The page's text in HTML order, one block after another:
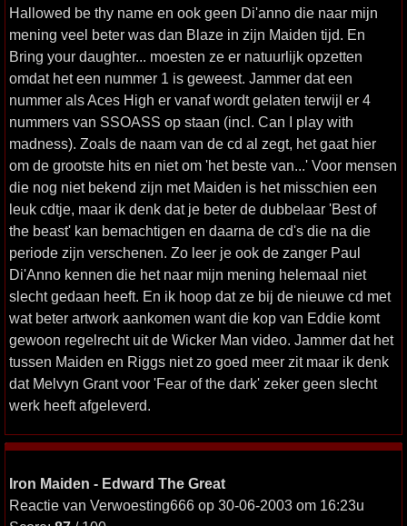
Hallowed be thy name en ook geen Di'anno die naar mijn
mening veel beter was dan Blaze in zijn Maiden tijd. En
Bring your daughter... moesten ze er natuurlijk opzetten
omdat het een nummer 1 is geweest. Jammer dat een
nummer als Aces High er vanaf wordt gelaten terwijl er 4
nummers van SSOASS op staan (incl. Can I play with
madness). Zoals de naam van de cd al zegt, het gaat hier
om de grootste hits en niet om 'het beste van...' Voor mensen
die nog niet bekend zijn met Maiden is het misschien een
leuk cdtje, maar ik denk dat je beter de dubbelaar 'Best of
the beast' kan bemachtigen en daarna de cd's die na die
periode zijn verschenen. Zo leer je ook de zanger Paul
Di'Anno kennen die het naar mijn mening helemaal niet
slecht gedaan heeft. En ik hoop dat ze bij de nieuwe cd met
wat beter artwork aankomen want die kop van Eddie komt
gewoon regelrecht uit de Wicker Man video. Jammer dat het
tussen Maiden en Riggs niet zo goed meer zit maar ik denk
dat Melvyn Grant voor 'Fear of the dark' zeker geen slecht
werk heeft afgeleverd.
Iron Maiden - Edward The Great
Reactie van Verwoesting666 op 30-06-2003 om 16:23u